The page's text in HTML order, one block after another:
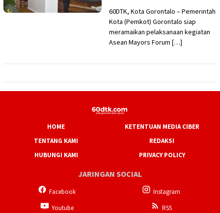
60DTK, Kota Gorontalo – Pemerintah
Kota (Pemkot) Gorontalo siap
meramaikan pelaksanaan kegiatan
Asean Mayors Forum […]
HOME
KETENTUAN MEDIA CIBER
TENTANG KAMI
REDAKSI
HUBUNGI KAMI
PRIVACY POLICY
JARINGAN SOCIAL
Facebook
Instagram
Youtube
RSS